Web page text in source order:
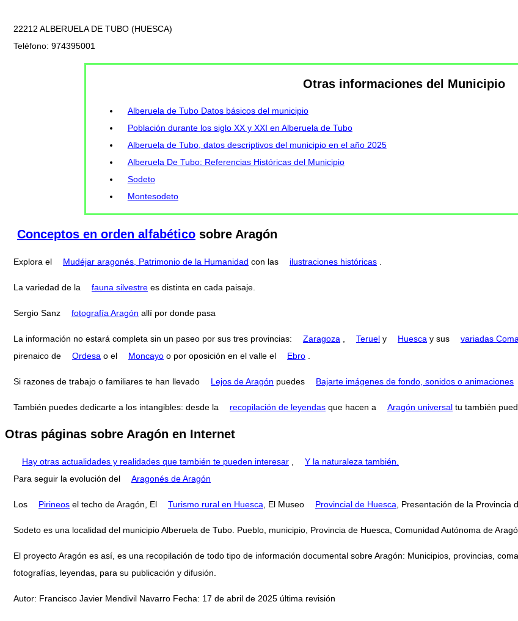
22212 ALBERUELA DE TUBO (HUESCA)
Teléfono: 974395001
Otras informaciones del Municipio
Alberuela de Tubo Datos básicos del municipio
Población durante los siglo XX y XXI en Alberuela de Tubo
Alberuela de Tubo, datos descriptivos del municipio en el año 2025
Alberuela De Tubo: Referencias Históricas del Municipio
Sodeto
Montesodeto
Conceptos en orden alfabético sobre Aragón
Explora el Mudéjar aragonés, Patrimonio de la Humanidad con las ilustraciones históricas
La variedad de la fauna silvestre es distinta en cada paisaje.
Sergio Sanz fotografía Aragón allí por donde pasa
La información no estará completa sin un paseo por sus tres provincias: Zaragoza Teruel y Huesca y sus variadas
pirenaico de
Ordesa o el Moncayo o por oposición en el valle el Ebro
Si razones de trabajo o familiares te han llevado Lejos de Aragón puedes Bajarte imágenes de fondo, sonidos o animaciones
También puedes dedicarte a los intangibles: desde la recopilación de leyendas que hacen a Aragón universal tu también
Otras páginas sobre Aragón en Internet
Hay otras actualidades y realidades que también te pueden interesar
Y la naturaleza también.
Para seguir la evolución del
Aragonés de Aragón
Los Pirineos el techo de Aragón, El Turismo rural en Huesca , El Museo Provincial de Huesca , Presentación de la Provincia
Sodeto es una localidad del municipio Alberuela de Tubo. Pueblo, municipio, Provincia de Huesca, Comunidad Autónoma de
El proyecto Aragón es así, es una recopilación de todo tipo de información documental sobre Aragón: Municipios, provincias,
fotografías, leyendas, para su publicación y difusión.
Autor: Francisco Javier Mendivil Navarro Fecha: 17 de abril de 2025 última revisión